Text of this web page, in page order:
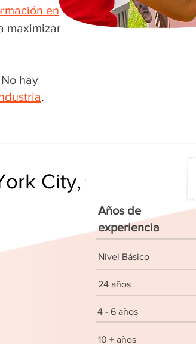
en
maximizar
hay
.
City,
Años de
experiencia
Nivel Básico
24 años
4 - 6 años
10 + años